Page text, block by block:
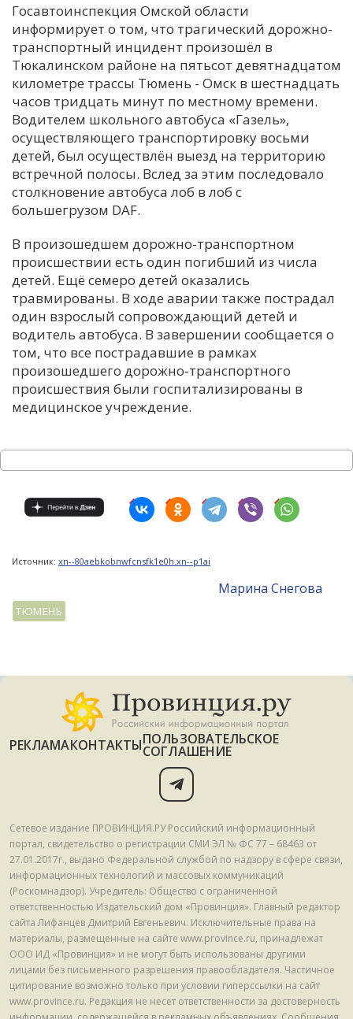
Госавтоинспекция Омской области
информирует о том, что трагический дорожно-
транспортный инцидент произошёл в
Тюкалинском районе на пятьсот девятнадцатом
километре трассы Тюмень - Омск в шестнадцать
часов тридцать минут по местному времени.
Водителем школьного автобуса «Газель»,
осуществляющего транспортировку восьми
детей, был осуществлён выезд на территорию
встречной полосы. Вслед за этим последовало
столкновение автобуса лоб в лоб с
большегрузом DAF.
В произошедшем дорожно-транспортном
происшествии есть один погибший из числа
детей. Ещё семеро детей оказались
травмированы. В ходе аварии также пострадал
один взрослый сопровождающий детей и
водитель автобуса. В завершении сообщается о
том, что все пострадавшие в рамках
произошедшего дорожно-транспортного
происшествия были госпитализированы в
медицинское учреждение.
Источник: xn--80aebkobnwfcnsfk1e0h.xn--p1ai
Mарина Снегова
ТЮМЕНЬ
РЕКЛАМАКОНТАКТЫПОЛЬЗОВАТЕЛЬСКОЕ
СОГЛАШЕНИЕ
Сетевое издание ПРОВИНЦИЯ.РУ Российский информационный
портал, свидетельство о регистрации СМИ ЭЛ № ФС 77 – 68463 от
27.01.2017г., выдано Федеральной службой по надзору в сфере связи,
информационных технологий и массовых коммуникаций
(Роскомнадзор). Учредитель: Общество с ограниченной
ответственностью Издательский дом «Провинция». Главный редактор
сайта Лифанцев Дмитрий Евгеньевич. Исключительные права на
материалы, размещенные на сайте www.province.ru, принадлежат
ООО ИД «Провинция» и не могут быть использованы другими
лицами без письменного разрешения правообладателя. Частичное
цитирование возможно только при условии гиперссылки на сайт
www.province.ru. Редакция не несет ответственности за достоверность